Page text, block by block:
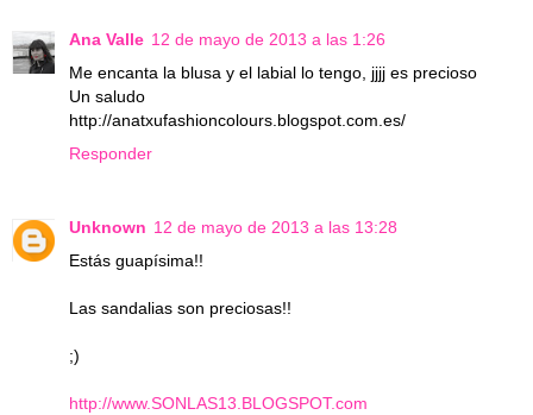
Ana Valle 12 de mayo de 2013 a las 1:26
Me encanta la blusa y el labial lo tengo, jjjj es precioso
Un saludo
http://anatxufashioncolours.blogspot.com.es/
Responder
Unknown 12 de mayo de 2013 a las 13:28
Estás guapísima!!
Las sandalias son preciosas!!
;)
http://www.SONLAS13.BLOGSPOT.com